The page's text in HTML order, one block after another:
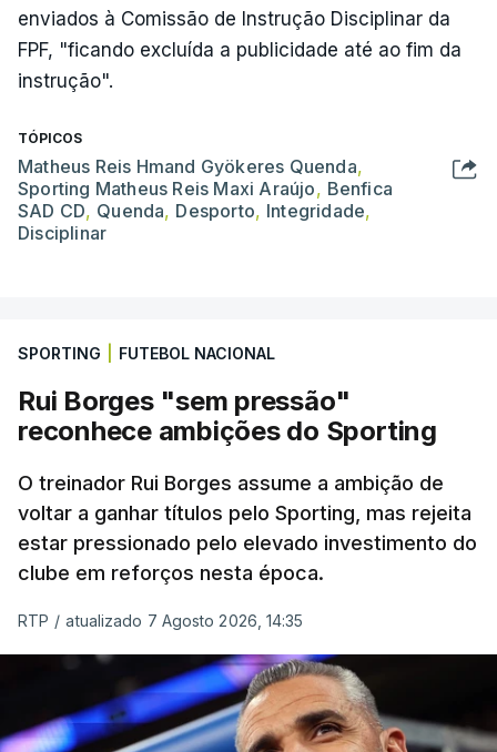
enviados à Comissão de Instrução Disciplinar da
FPF, "ficando excluída a publicidade até ao fim da
instrução".
TÓPICOS
Matheus Reis Hmand Gyökeres Quenda,
Sporting Matheus Reis Maxi Araújo, Benfica
SAD CD, Quenda, Desporto, Integridade,
Disciplinar
SPORTING FUTEBOL NACIONAL
Rui Borges "sem pressão"
reconhece ambições do Sporting
O treinador Rui Borges assume a ambição de
voltar a ganhar títulos pelo Sporting, mas rejeita
estar pressionado pelo elevado investimento do
clube em reforços nesta época.
RTP / atualizado 7 Agosto 2026, 14:35